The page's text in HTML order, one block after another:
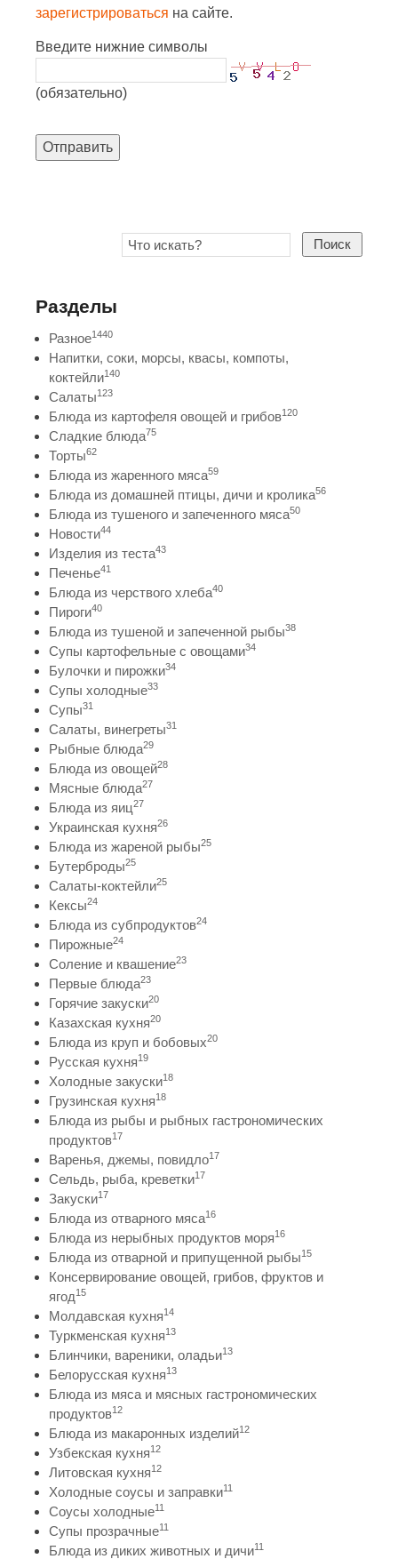
зарегистрироваться на сайте.
Введите нижние символы
(обязательно)
Отправить
Поиск
Разделы
Разное1440
Напитки, соки, морсы, квасы, компоты,
коктейли140
Салаты123
Блюда из картофеля овощей и грибов120
Сладкие блюда75
Торты62
Блюда из жаренного мяса59
Блюда из домашней птицы, дичи и кролика56
Блюда из тушеного и запеченного мяса50
Новости44
Изделия из теста43
Печенье41
Блюда из черствого хлеба40
Пироги40
Блюда из тушеной и запеченной рыбы38
Супы картофельные с овощами34
Булочки и пирожки34
Супы холодные33
Супы31
Салаты, винегреты31
Рыбные блюда29
Блюда из овощей28
Мясные блюда27
Блюда из яиц27
Украинская кухня26
Блюда из жареной рыбы25
Бутерброды25
Салаты-коктейли25
Кексы24
Блюда из субпродуктов24
Пирожные24
Соление и квашение23
Первые блюда23
Горячие закуски20
Казахская кухня20
Блюда из круп и бобовых20
Русская кухня19
Холодные закуски18
Грузинская кухня18
Блюда из рыбы и рыбных гастрономических
продуктов17
Варенья, джемы, повидло17
Сельдь, рыба, креветки17
Закуски17
Блюда из отварного мяса16
Блюда из нерыбных продуктов моря16
Блюда из отварной и припущенной рыбы15
Консервирование овощей, грибов, фруктов и
ягод15
Молдавская кухня14
Туркменская кухня13
Блинчики, вареники, оладьи13
Белорусская кухня13
Блюда из мяса и мясных гастрономических
продуктов12
Блюда из макаронных изделий12
Узбекская кухня12
Литовская кухня12
Холодные соусы и заправки11
Соусы холодные11
Супы прозрачные11
Блюда из диких животных и дичи11